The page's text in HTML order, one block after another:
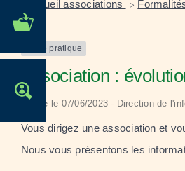
MES DÉMARCHES
Accueil associations >
Fiche pratique
Association :
Vérifié le 07/06/2023 - Direction de
Vous dirigez une association et
Nous vous présentons les